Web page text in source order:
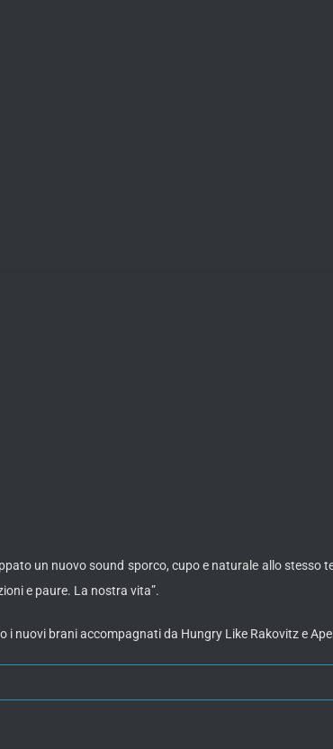
un nuovo sound sporco, cupo e naturale allo stesso
e paure. La nostra vita”.
i nuovi brani accompagnati da Hungry Like Rakovitz e